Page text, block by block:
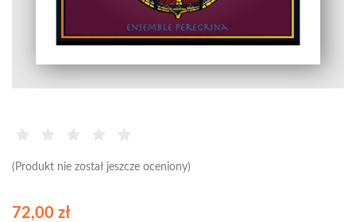
(Produkt nie został jeszcze oceniony)
72,00 zł